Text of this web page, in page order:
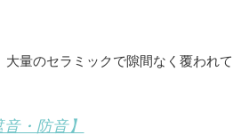
大量のセラミックで隙間なく覆われ
・防音】